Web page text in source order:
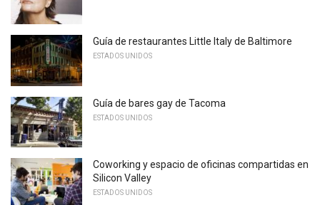
Guía de restaurantes Little Italy de Baltimore
ESTADOS UNIDOS
Guía de bares gay de Tacoma
ESTADOS UNIDOS
Coworking y espacio de oficinas compartidas en
Silicon Valley
ESTADOS UNIDOS